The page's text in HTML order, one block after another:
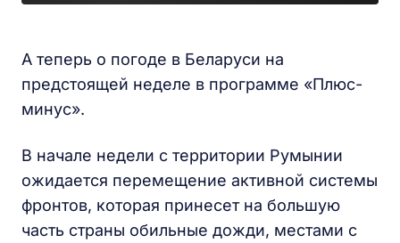
А теперь о погоде в Беларуси на
предстоящей неделе в программе «Плюс-
минус».
В начале недели с территории Румынии
ожидается перемещение активной системы
фронтов, которая принесет на большую
часть страны обильные дожди, местами с